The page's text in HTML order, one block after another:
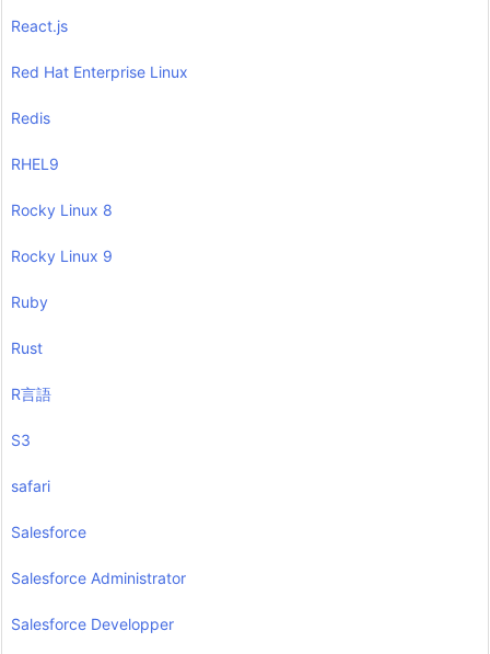
React.js
Red Hat Enterprise Linux
Redis
RHEL9
Rocky Linux 8
Rocky Linux 9
Ruby
Rust
R言語
S3
safari
Salesforce
Salesforce Administrator
Salesforce Developper